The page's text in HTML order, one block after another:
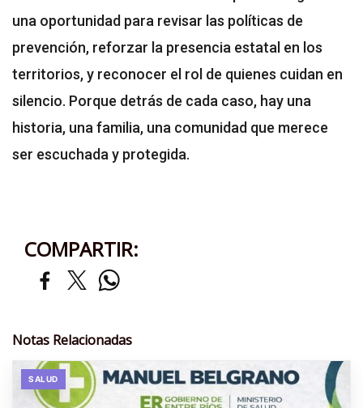
una oportunidad para revisar las políticas de
prevención, reforzar la presencia estatal en los
territorios, y reconocer el rol de quienes cuidan en
silencio. Porque detrás de cada caso, hay una
historia, una familia, una comunidad que merece
ser escuchada y protegida.
COMPARTIR:
Notas Relacionadas
SALUD